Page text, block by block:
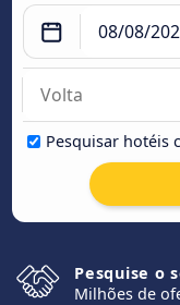
Pesquisar hotéis
Pesquise o
Milhões de